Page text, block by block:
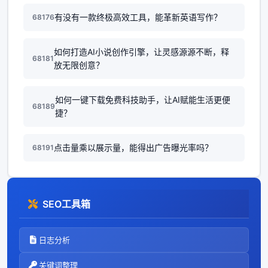
68176有没有一款终极高效工具，能革新英语写作？
68181
如何打造AI小说创作引擎，让灵感源源不断，释
放无限创意？
68189
如何一键下载免费科技助手，让AI赋能生活更便
捷？
68191 点击量乘以展示量，能得出广告曝光率吗？
SEO工具箱
日志分析
关键词整理